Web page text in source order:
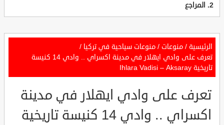
المراجع
الرئيسية / منوعات / منوعات سياحية في تركيا /
تعرف على وادي ايهلار في مدينة اكسراي .. وادي 14 كنيسة
تاريخية Ihlara Vadisi – Aksaray
تعرف على وادي ايهلار في مدينة
اكسراي .. وادي 14 كنيسة تاريخية